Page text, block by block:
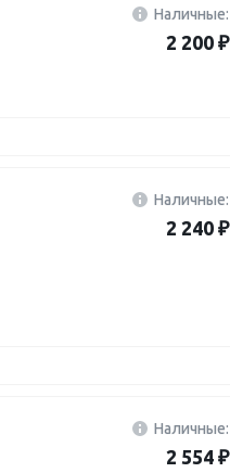
Наличные:
2 200 ₽
Наличные:
2 240 ₽
Наличные:
2 554 ₽